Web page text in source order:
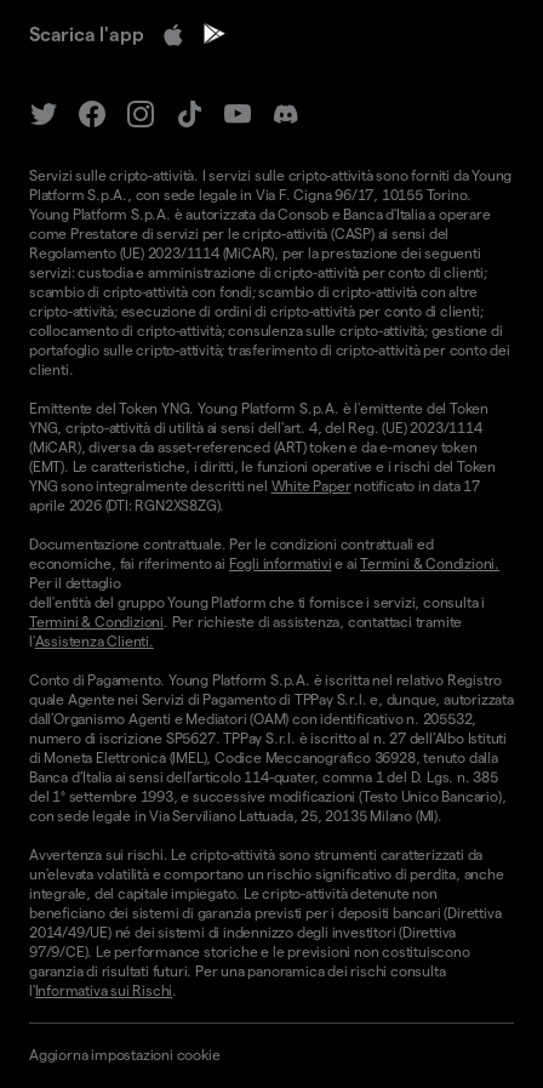
Scarica l'app
Servizi sulle cripto-attività. I servizi sulle cripto-attività sono forniti da Young
Platform S.p.A., con sede legale in Via F. Cigna 96/17, 10155 Torino.
Young Platform S.p.A. è autorizzata da Consob e Banca d'Italia a operare
come Prestatore di servizi per le cripto-attività (CASP) ai sensi del
Regolamento (UE) 2023/1114 (MiCAR), per la prestazione dei seguenti
servizi: custodia e amministrazione di cripto-attività per conto di clienti;
scambio di cripto-attività con fondi; scambio di cripto-attività con altre
cripto-attività; esecuzione di ordini di cripto-attività per conto di clienti;
collocamento di cripto-attività; consulenza sulle cripto-attività; gestione di
portafoglio sulle cripto-attività; trasferimento di cripto-attività per conto dei
clienti.
Emittente del Token YNG. Young Platform S.p.A. è l'emittente del Token
YNG, cripto-attività di utilità ai sensi dell'art. 4, del Reg. (UE) 2023/1114
(MiCAR), diversa da asset-referenced (ART) token e da e-money token
(EMT). Le caratteristiche, i diritti, le funzioni operative e i rischi del Token
YNG sono integralmente descritti nel White Papernotificato in data 17
aprile 2026 (DTI: RGN2XS8ZG).
Documentazione contrattuale. Per le condizioni contrattuali ed
economiche, fai riferimento ai Fogli informativi e aiTermini & Condizioni.
Per il dettaglio
dell'entità del gruppo Young Platform che ti fornisce i servizi, consulta i
Termini & Condizioni. Per richieste di assistenza, contattaci tramite
l'Assistenza Clienti.
Conto di Pagamento. Young Platform S.p.A. è iscritta nel relativo Registro
quale Agente nei Servizi di Pagamento di TPPay S.r.l. e, dunque, autorizzata
dall’Organismo Agenti e Mediatori (OAM) con identificativo n. 205532,
numero di iscrizione SP5627. TPPay S.r.l. è iscritto al n. 27 dell’Albo Istituti
di Moneta Elettronica (IMEL), Codice Meccanografico 36928, tenuto dalla
Banca d’Italia ai sensi dell’articolo 114-quater, comma 1 del D. Lgs. n. 385
del 1° settembre 1993, e successive modificazioni (Testo Unico Bancario),
con sede legale in Via Serviliano Lattuada, 25, 20135 Milano (MI).
Avvertenza sui rischi. Le cripto-attività sono strumenti caratterizzati da
un'elevata volatilità e comportano un rischio significativo di perdita, anche
integrale, del capitale impiegato. Le cripto-attività detenute non
beneficiano dei sistemi di garanzia previsti per i depositi bancari (Direttiva
2014/49/UE) né dei sistemi di indennizzo degli investitori (Direttiva
97/9/CE). Le performance storiche e le previsioni non costituiscono
garanzia di risultati futuri. Per una panoramica dei rischi consulta
l'Informativa sui Rischi.
Aggiorna impostazioni cookie